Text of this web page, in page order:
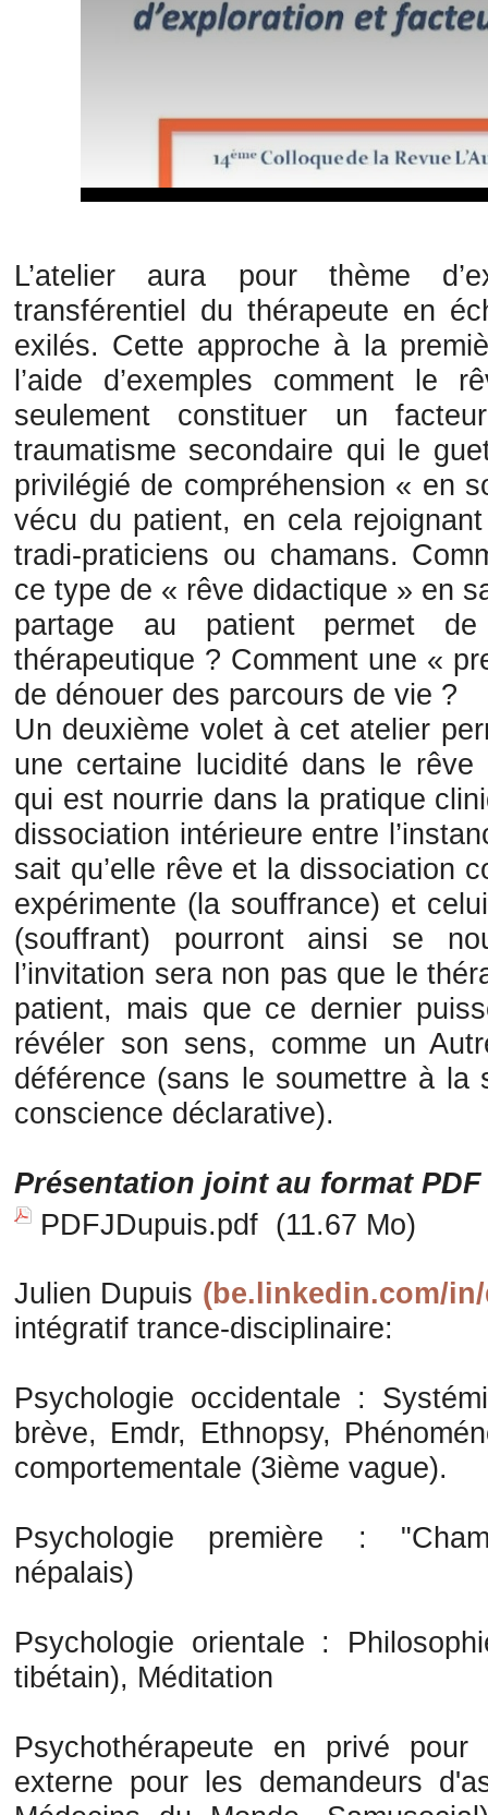
L’atelier aura pour thème
transférentiel du thérapeute en
exilés. Cette approche à la
l’aide d’exemples comment le
seulement constituer un
traumatisme secondaire qui le
privilégié de compréhension « en
vécu du patient, en cela
tradi-praticiens ou chamans.
ce type de « rêve didactique » en
partage au patient permet
thérapeutique ? Comment une «
de dénouer des parcours de vie ?
Un deuxième volet à cet atelier
une certaine lucidité dans le
qui est nourrie dans la pratique
dissociation intérieure entre
sait qu’elle rêve et la dissociation
expérimente (la souffrance) et
(souffrant) pourront ainsi se
l’invitation sera non pas que le
patient, mais que ce dernier
révéler son sens, comme un
déférence (sans le soumettre à la
conscience déclarative).
Présentation joint au format PDF
PDFJDupuis.pdf (11.67 Mo)
Julien Dupuis (be.linkedin.com/
intégratif trance-disciplinaire:
Psychologie occidentale :
brève, Emdr, Ethnopsy,
comportementale (3ième vague).
Psychologie première :
népalais)
Psychologie orientale :
tibétain), Méditation
Psychothérapeute en privé
externe pour les demandeurs